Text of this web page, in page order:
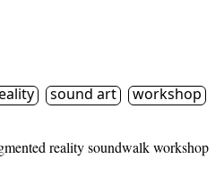
sound art workshop
reality soundwalk workshop